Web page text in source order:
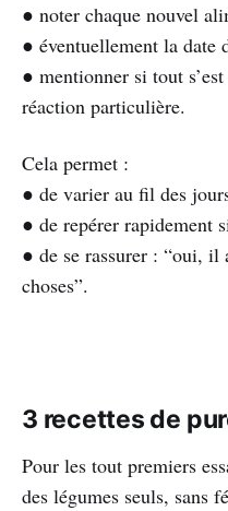
● noter chaque nouvel
● éventuellement la date
● mentionner si tout
réaction particulière.
Cela permet :
● de varier au fil des
● de repérer rapidement
● de se rassurer : “oui, il
choses”.
3 recettes de
Pour les tout premiers
des légumes seuls, sans